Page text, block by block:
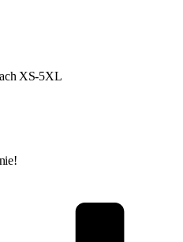
XS-5XL